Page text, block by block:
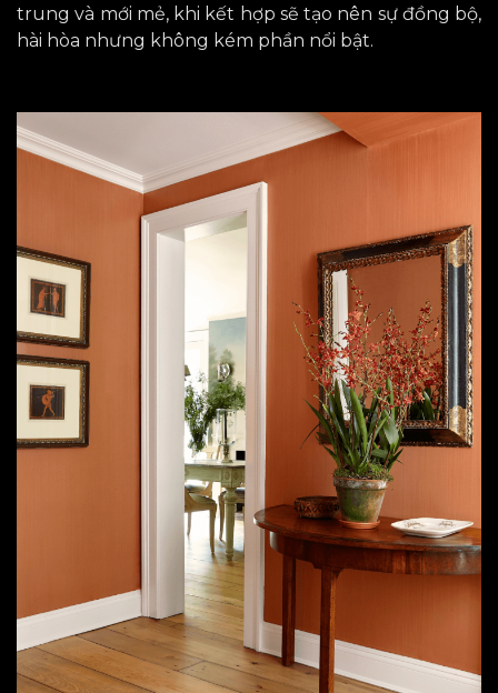
trung và mới mẻ, khi kết hợp sẽ tạo nên sự đồng bộ,
hài hòa nhưng không kém phần nổi bật.